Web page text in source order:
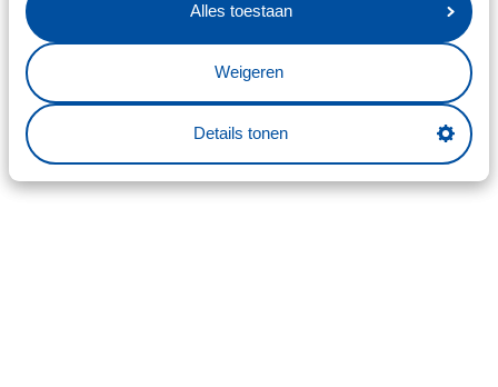
Alles toestaan
Weigeren
Details tonen